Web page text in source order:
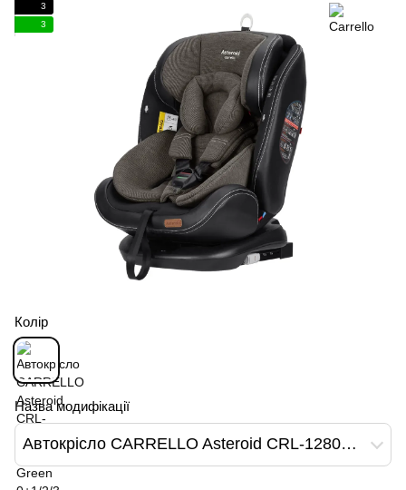
3
3
Колір
Назва модифікації
Автокрісло CARRELLO Asteroid CRL-12801/2 Hunter Green 0+1/2/3 ISOFIX з поворотом /1/